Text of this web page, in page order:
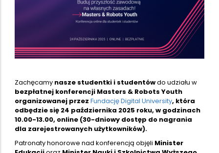
Zachęcamy nasze studentki i studentówdo udziału w
bezpłatnej konferencji Masters & Robots Youth
organizowanej przez Fundację Digital University, która
odbędzie się 24 października 2025 roku, w godzinach
10.00-13.00, online (30-dniowy dostęp do nagrania
dla zarejestrowanych użytkowników).
Patronaty honorowe nad konferencją objęli Minister